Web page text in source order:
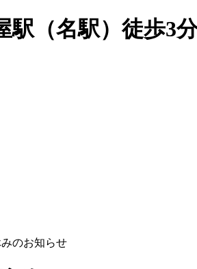
駅（名駅）徒歩3
のお知らせ